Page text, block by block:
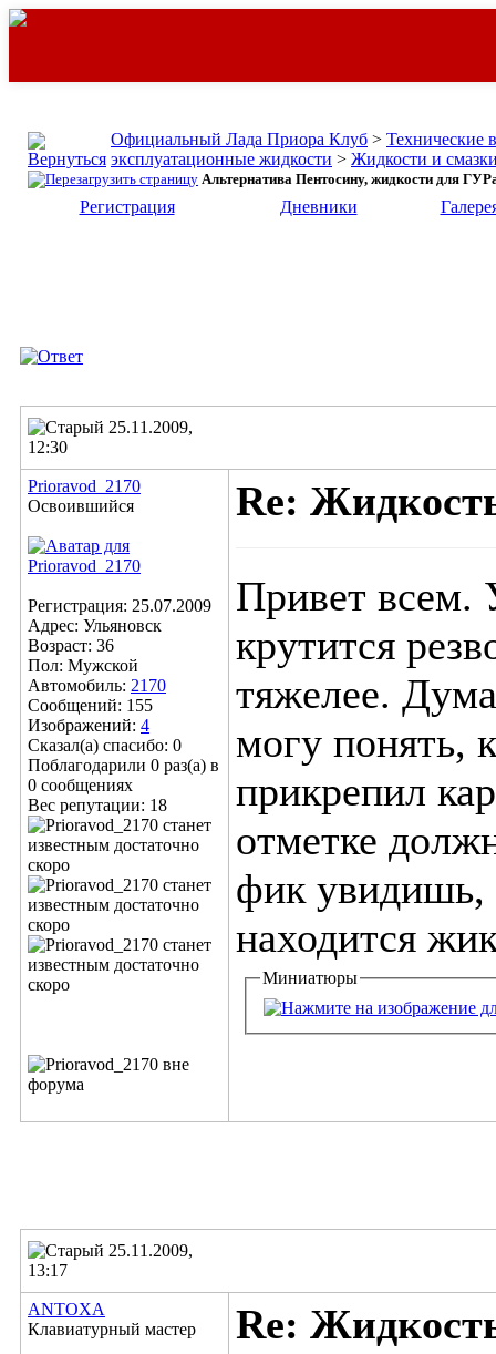
Официальный Лада Приора Клуб > Технические
эксплуатационные жидкости > Жидкости и
Альтернатива Пентосину, жидкости для
Регистрация Дневники
25.11.2009,
12:30
Prioravod_2170
Освоившийся
Регистрация: 25.07.2009
Адрес: Ульяновск
Возраст: 36
Пол: Мужской
Автомобиль: 2170
Сообщений: 155
Изображений: 4
Сказал(а) спасибо: 0
Поблагодарили 0 раз(а) в
0 сообщениях
Вес репутации: 18
Re:
Привет всем.
крутится
тяжелее.
могу понять,
прикрепил
отметке
фик увидишь,
находится
Миниатюры
25.11.2009,
13:17
ANTOXA
Клавиатурный мастер
Re: